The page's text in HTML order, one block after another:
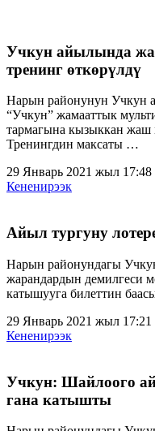
Учкун айылында
тренинг өткөрүлдү
Нарын районунун Учкун
“Учкун” жамааттык
тармагына кызыккан жаш
Тренингдин максаты …
29 Январь 2021 жыл 17:48
Кененирээк
Айыл тургуну
Нарын районундагы
жарандардын демилгеси
катышууга билеттин
29 Январь 2021 жыл 17:21
Кененирээк
Учкун: Шайлоого
гана катышты